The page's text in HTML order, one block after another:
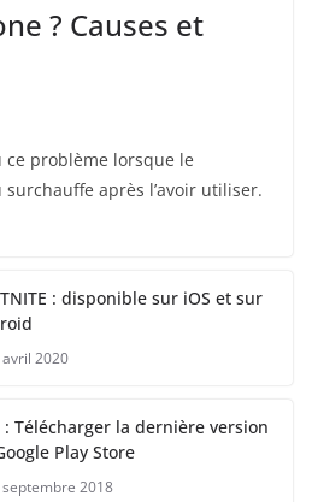
? Causes et
ce problème lorsque le
après l’avoir utiliser.
: disponible sur iOS et sur
2020
: Télécharger la dernière version
Play Store
2018